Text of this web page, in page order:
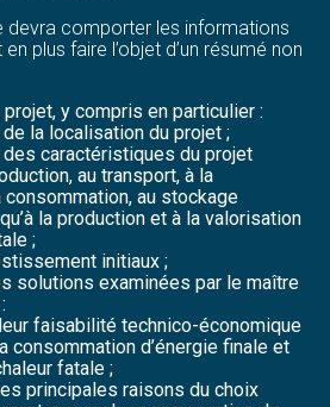
devra comporter les informations
plus faire l’objet d’un résumé non
y compris en particulier :
la localisation du projet ;
caractéristiques du projet
au transport, à la
au stockage
la production et à la valorisation
;
initiaux ;
solutions examinées par le maître
faisabilité technico-économique
consommation d’énergie finale et
fatale ;
principales raisons du choix